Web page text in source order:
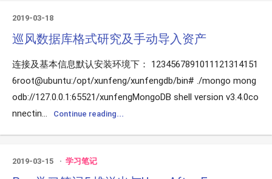
2019-03-18
巡风数据库格式研究及手动导入资产
连接及基本信息默认安装环境下： 1234567891011121314151
6root@ubuntu:/opt/xunfeng/xunfengdb/bin# ./mongo mong
odb://127.0.0.1:65521/xunfengMongoDB shell version v3.4.0co
nnectin...
Continue reading...
2019-03-15 学习笔记